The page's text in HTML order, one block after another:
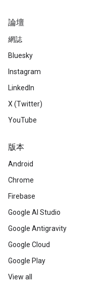
論壇
網誌
Bluesky
Instagram
LinkedIn
X (Twitter)
YouTube
版本
Android
Chrome
Firebase
Google AI Studio
Google Antigravity
Google Cloud
Google Play
View all